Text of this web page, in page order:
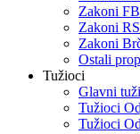
Zakoni
Zakoni RS
Zakoni
Ostali
Tužioci
Glavni
Tužioci
Tužioci